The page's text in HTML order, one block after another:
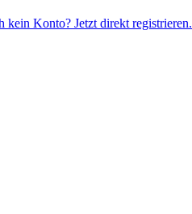
kein Konto? Jetzt direkt registrieren.